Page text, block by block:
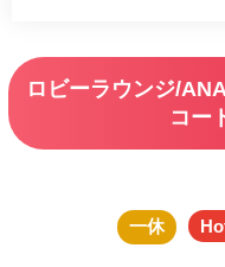
も、
ひ当
ロビーラウンジ/
コー
一休